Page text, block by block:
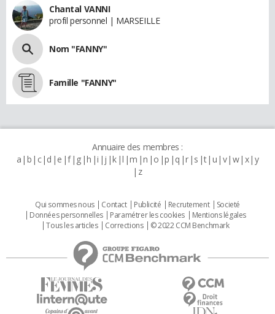
Chantal VANNI
profil personnel | MARSEILLE
Nom "FANNY"
Famille "FANNY"
Annuaire des membres :
a b c d e f g h i j k l m n o p q r s t u v w x y
z
Qui sommes nous Contact Publicité Recrutement
Societé
Données personnelles
Paramétrer les cookies
Mentions légales
Tous les articles
Corrections © 2022 CCM Benchmark